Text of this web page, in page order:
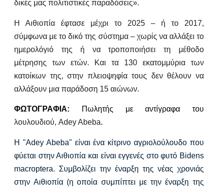
δικές μας πολιτιστικές παραδόσεις».
Η Αιθιοπία έφτασε μέχρι το 2025 – ή το 2017,
σύμφωνα με το δικό της σύστημα – χωρίς να αλλάξει το
ημερολόγιό της ή να τροποποιήσει τη μέθοδο
μέτρησης των ετών. Και τα 130 εκατομμύρια των
κατοίκων της, στην πλειοψηφία τους δεν θέλουν να
αλλάξουν μια παράδοση 15 αιώνων.
ΦΩΤΟΓΡΑΦΙΑ: Πωλητής με αντίγραφα του
λουλουδιού, Adey Abeba.
Η "Adey Abeba" είναι ένα κίτρινο αγριολούλουδο που
φύεται στην Αιθιοπία και είναι εγγενές στο φυτό Bidens
macroptera. Συμβολίζει την έναρξη της νέας χρονιάς
στην Αιθιοπία (η οποία συμπίπτει με την έναρξη της